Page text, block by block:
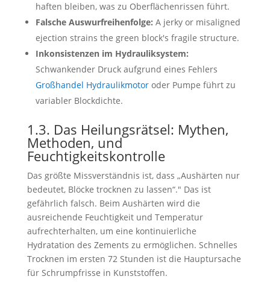
haften bleiben, was zu Oberflächenrissen führt.
Falsche Auswurfreihenfolge: A jerky or misaligned
ejection strains the green block's fragile structure.
Inkonsistenzen im Hydrauliksystem:
Schwankender Druck aufgrund eines Fehlers
Großhandel Hydraulikmotor oder Pumpe führt zu
variabler Blockdichte.
1.3. Das Heilungsrätsel: Mythen,
Methoden, und
Feuchtigkeitskontrolle
Das größte Missverständnis ist, dass „Aushärten nur
bedeutet, Blöcke trocknen zu lassen“." Das ist
gefährlich falsch. Beim Aushärten wird die
ausreichende Feuchtigkeit und Temperatur
aufrechterhalten, um eine kontinuierliche
Hydratation des Zements zu ermöglichen. Schnelles
Trocknen im ersten 72 Stunden ist die Hauptursache
für Schrumpfrisse in Kunststoffen.